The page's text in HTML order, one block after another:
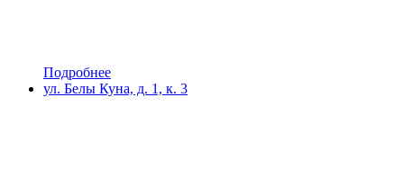
Подробнее
ул. Белы Куна, д. 1, к. 3